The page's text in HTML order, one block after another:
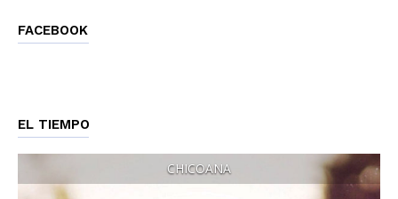
FACEBOOK
EL TIEMPO
CHICOANA